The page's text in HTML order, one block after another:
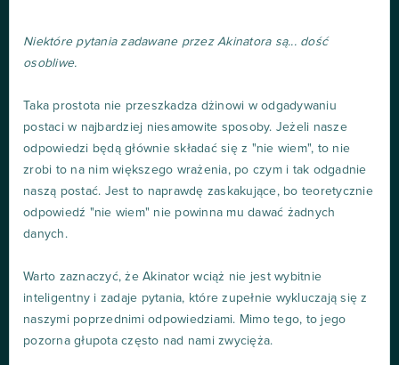
Niektóre pytania zadawane przez Akinatora są... dość
osobliwe.
Taka prostota nie przeszkadza dżinowi w odgadywaniu
postaci w najbardziej niesamowite sposoby. Jeżeli nasze
odpowiedzi będą głównie składać się z "nie wiem", to nie
zrobi to na nim większego wrażenia, po czym i tak odgadnie
naszą postać. Jest to naprawdę zaskakujące, bo teoretycznie
odpowiedź "nie wiem" nie powinna mu dawać żadnych
danych.
Warto zaznaczyć, że Akinator wciąż nie jest wybitnie
inteligentny i zadaje pytania, które zupełnie wykluczają się z
naszymi poprzednimi odpowiedziami. Mimo tego, to jego
pozorna głupota często nad nami zwycięża.